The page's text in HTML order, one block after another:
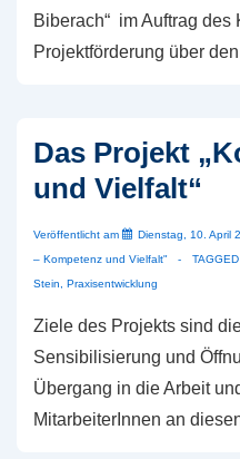
Biberach“ im Auftrag
Projektförderung über
Das Projekt
und Vielfalt“
Veröffentlicht am Dienstag, 10. April
– Kompetenz und Vielfalt"
Stein
Praxisentwicklung
Ziele des Projekts sind
Sensibilisierung und
Übergang in die Arbeit
MitarbeiterInnen an